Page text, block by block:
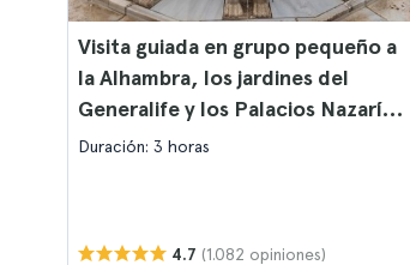
Visita guiada en grupo pequeño a
la Alhambra, los jardines del
Generalife y los Palacios Nazaríes
en Granada
Duración: 3 horas
4.7 (1.082 opiniones)